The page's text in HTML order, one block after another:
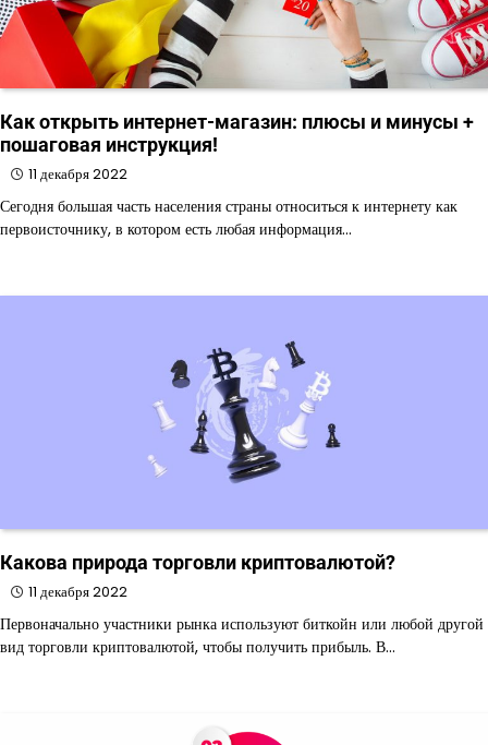
Как открыть интернет-магазин: плюсы и минусы +
пошаговая инструкция!
11 декабря 2022
Сегодня большая часть населения страны относиться к интернету как
первоисточнику, в котором есть любая информация…
Какова природа торговли криптовалютой?
11 декабря 2022
Первоначально участники рынка используют биткойн или любой другой
вид торговли криптовалютой, чтобы получить прибыль. В…